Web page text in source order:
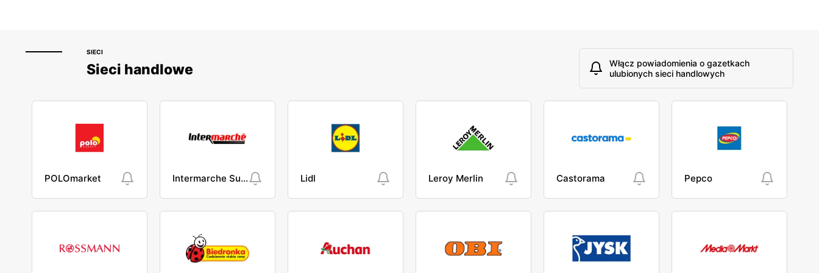
SIECI
Sieci handlowe
Włącz powiadomienia o gazetkach
ulubionych sieci handlowych
POLOmarket Intermarche Super Lidl Leroy Merlin Castorama Pepco